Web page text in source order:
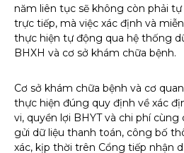
năm liên tục sẽ không còn phải
trực tiếp, mà việc xác định và
thực hiện tự động qua hệ thống
BHXH và cơ sở khám chữa bệnh.
Cơ sở khám chữa bệnh và cơ
thực hiện đúng quy định về xác
vi, quyền lợi BHYT và chi phí
gửi dữ liệu thanh toán, công bố
xác, kịp thời trên Cổng tiếp nhận